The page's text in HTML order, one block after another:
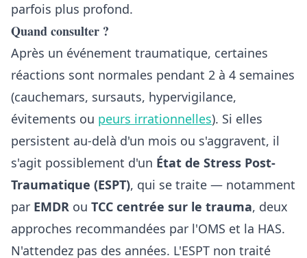
parfois plus profond.
Quand consulter ?
Après un événement traumatique, certaines
réactions sont normales pendant 2 à 4 semaines
(cauchemars, sursauts, hypervigilance,
évitements ou peurs irrationnelles). Si elles
persistent au-delà d'un mois ou s'aggravent, il
s'agit possiblement d'un État de Stress Post-
Traumatique (ESPT), qui se traite — notamment
par EMDR ou TCC centrée sur le trauma, deux
approches recommandées par l'OMS et la HAS.
N'attendez pas des années. L'ESPT non traité